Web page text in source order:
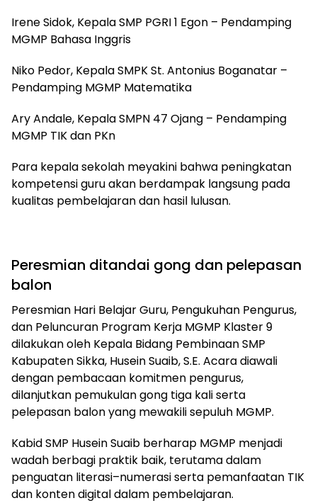
Irene Sidok, Kepala SMP PGRI 1 Egon – Pendamping
MGMP Bahasa Inggris
Niko Pedor, Kepala SMPK St. Antonius Boganatar –
Pendamping MGMP Matematika
Ary Andale, Kepala SMPN 47 Ojang – Pendamping
MGMP TIK dan PKn
Para kepala sekolah meyakini bahwa peningkatan
kompetensi guru akan berdampak langsung pada
kualitas pembelajaran dan hasil lulusan.
Peresmian ditandai gong dan pelepasan
balon
Peresmian Hari Belajar Guru, Pengukuhan Pengurus,
dan Peluncuran Program Kerja MGMP Klaster 9
dilakukan oleh Kepala Bidang Pembinaan SMP
Kabupaten Sikka, Husein Suaib, S.E. Acara diawali
dengan pembacaan komitmen pengurus,
dilanjutkan pemukulan gong tiga kali serta
pelepasan balon yang mewakili sepuluh MGMP.
Kabid SMP Husein Suaib berharap MGMP menjadi
wadah berbagi praktik baik, terutama dalam
penguatan literasi–numerasi serta pemanfaatan TIK
dan konten digital dalam pembelajaran.